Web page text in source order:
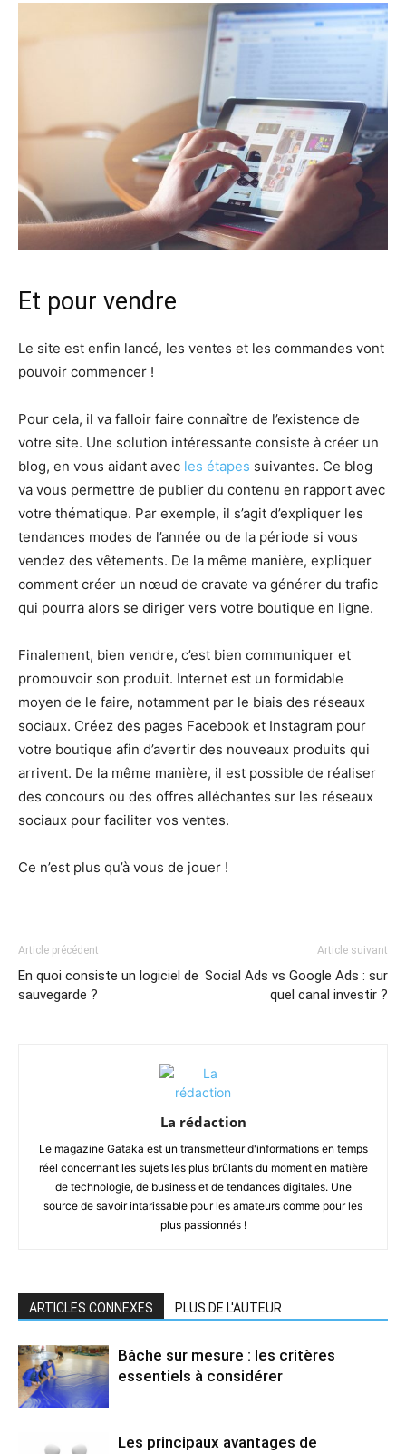
Et pour vendre
Le site est enfin lancé, les ventes et les commandes vont
pouvoir commencer !
Pour cela, il va falloir faire connaître de l’existence de
votre site. Une solution intéressante consiste à créer un
blog, en vous aidant avec les étapes suivantes. Ce blog
va vous permettre de publier du contenu en rapport avec
votre thématique. Par exemple, il s’agit d’expliquer les
tendances modes de l’année ou de la période si vous
vendez des vêtements. De la même manière, expliquer
comment créer un nœud de cravate va générer du trafic
qui pourra alors se diriger vers votre boutique en ligne.
Finalement, bien vendre, c’est bien communiquer et
promouvoir son produit. Internet est un formidable
moyen de le faire, notamment par le biais des réseaux
sociaux. Créez des pages Facebook et Instagram pour
votre boutique afin d’avertir des nouveaux produits qui
arrivent. De la même manière, il est possible de réaliser
des concours ou des offres alléchantes sur les réseaux
sociaux pour faciliter vos ventes.
Ce n’est plus qu’à vous de jouer !
Article précédent
En quoi consiste un logiciel de
sauvegarde ?
Article suivant
Social Ads vs Google Ads : sur
quel canal investir ?
La rédaction
Le magazine Gataka est un transmetteur d'informations en temps
réel concernant les sujets les plus brûlants du moment en matière
de technologie, de business et de tendances digitales. Une
source de savoir intarissable pour les amateurs comme pour les
plus passionnés !
ARTICLES CONNEXES PLUS DE L'AUTEUR
Bâche sur mesure : les critères
essentiels à considérer
Les principaux avantages de